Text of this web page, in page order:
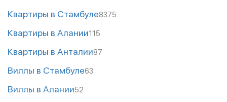
Квартиры в Стамбуле8375
Квартиры в Алании115
Квартиры в Анталии87
Виллы в Стамбуле63
Виллы в Алании52